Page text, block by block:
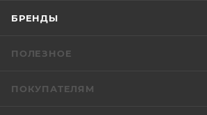
БРЕНДЫ
ПОЛЕЗНОЕ
ПОКУПАТЕЛЯМ